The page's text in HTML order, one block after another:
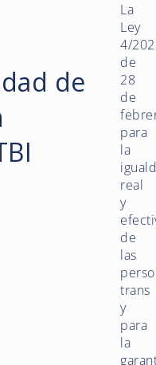
de
La
Ley
4/
de
28
de
para
la
real
y
de
las
trans
y
para
la